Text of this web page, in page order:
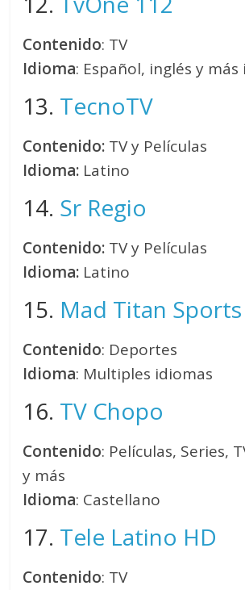
Contenido: TV
Idioma: Español, inglés y más
13. TecnoTV
Contenido: TV y Películas
Idioma: Latino
14. Sr Regio
Contenido: TV y Películas
Idioma: Latino
15. Mad Titan Sports
Contenido: Deportes
Idioma: Multiples idiomas
16. TV Chopo
Contenido: Películas, Series,
y más
Idioma: Castellano
17. Tele Latino HD
Contenido: TV